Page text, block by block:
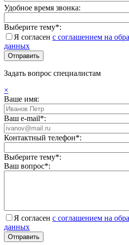
Удобное время звонка:
Выберите тему*:
Я согласен с соглашением на
данных
Задать вопрос специалистам
×
Ваше имя:
Ваш e-mail*:
Контактный телефон*:
Выберите тему*:
Ваш вопрос*:
Я согласен с соглашением на
данных